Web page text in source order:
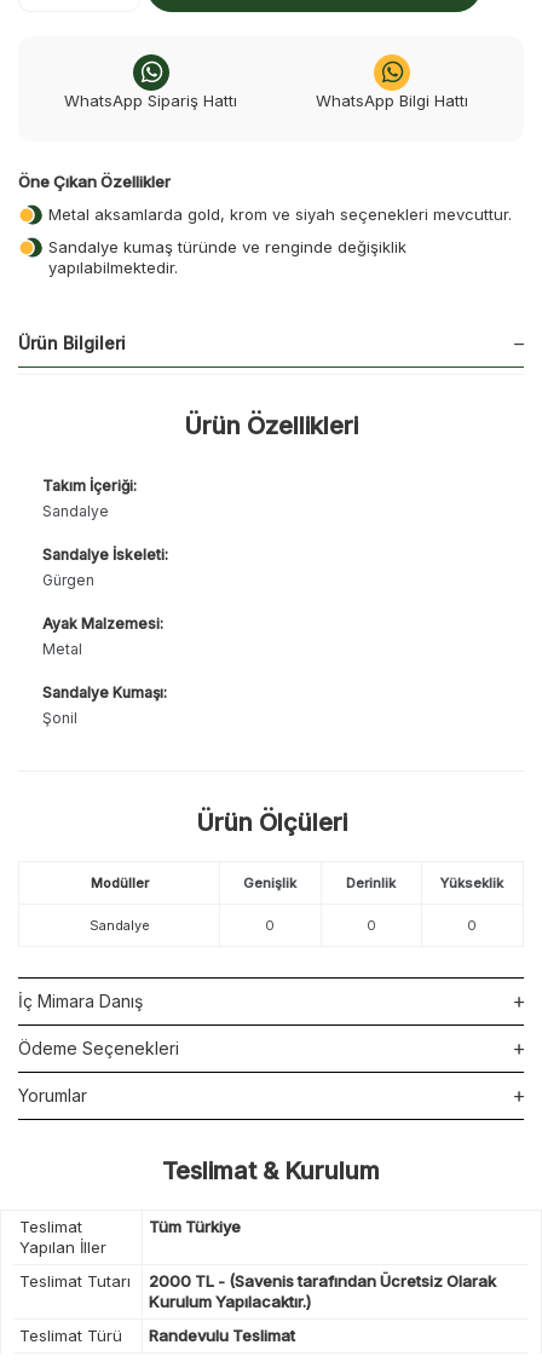
WhatsApp Sipariş Hattı WhatsApp Bilgi Hattı
Öne Çıkan Özellikler
Metal aksamlarda gold, krom ve siyah seçenekleri mevcuttur.
Sandalye kumaş türünde ve renginde değişiklik
yapılabilmektedir.
Ürün Bilgileri
Ürün Özellikleri
Takım İçeriği:
Sandalye
Sandalye İskeleti:
Gürgen
Ayak Malzemesi:
Metal
Sandalye Kumaşı:
Şonil
Ürün Ölçüleri
Modüller Genişlik Derinlik Yükseklik
Sandalye 0 0 0
İç Mimara Danış
Ödeme Seçenekleri
Yorumlar
Teslimat & Kurulum
Teslimat
Yapılan İller
Tüm Türkiye
Teslimat Tutarı
2000 TL - (Savenis tarafından Ücretsiz Olarak
Kurulum Yapılacaktır.)
Teslimat Türü
Randevulu Teslimat